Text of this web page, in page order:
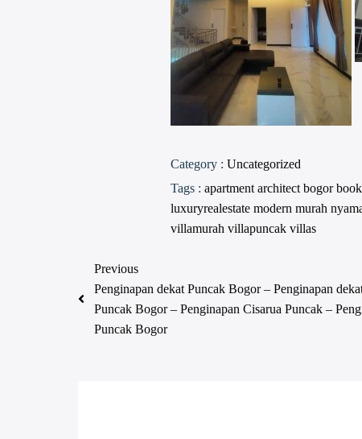
Category : Uncategorized
Tags : apartment architect bogor
luxuryrealestate modern murah
villamurah villapuncak villas
Previous
Penginapan dekat Puncak Bogor – Penginapan
Puncak Bogor – Penginapan Cisarua Puncak –
Puncak Bogor